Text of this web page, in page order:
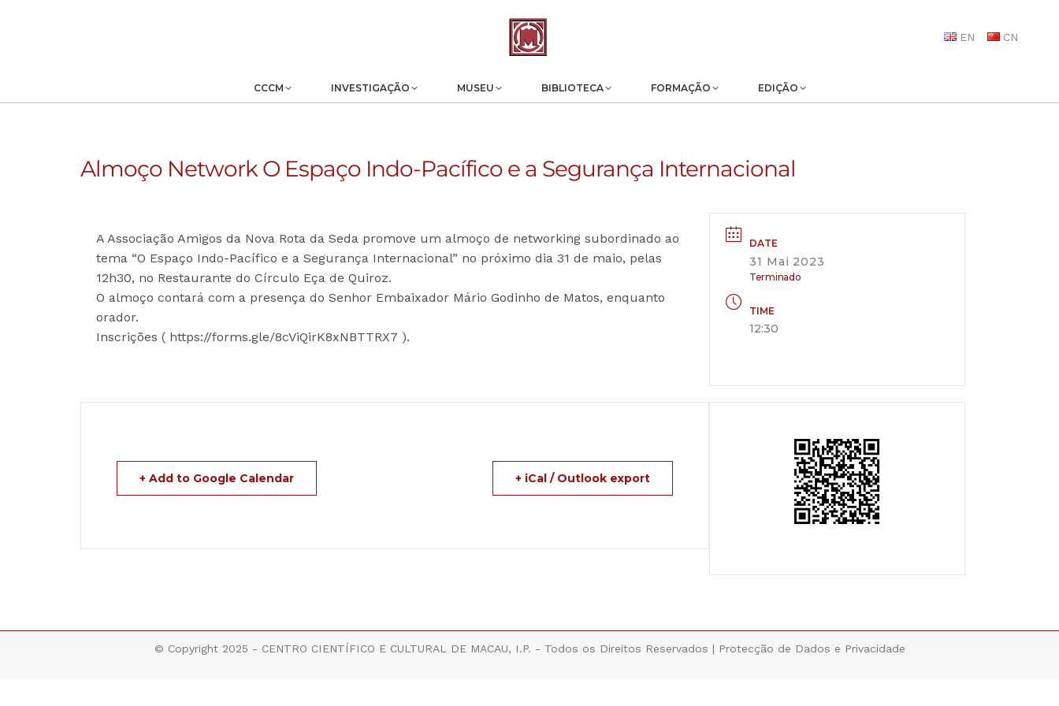
EN CN
CCCM INVESTIGAÇÃO MUSEU BIBLIOTECA FORMAÇÃO EDIÇÃO
Almoço Network O Espaço Indo-Pacífico e a Segurança Internacional
A Associação Amigos da Nova Rota da Seda promove um almoço de networking subordinado ao
tema “O Espaço Indo-Pacífico e a Segurança Internacional” no próximo dia 31 de maio, pelas
12h30, no Restaurante do Círculo Eça de Quiroz.
O almoço contará com a presença do Senhor Embaixador Mário Godinho de Matos, enquanto
orador.
Inscrições ( https://forms.gle/8cViQirK8xNBTTRX7 ).
DATE
31 Mai 2023
Terminado
TIME
12:30
+ Add to Google Calendar + iCal / Outlook export
© Copyright 2025 - CENTRO CIENTÍFICO E CULTURAL DE MACAU, I.P. - Todos os Direitos Reservados | Protecção de Dados e Privacidade